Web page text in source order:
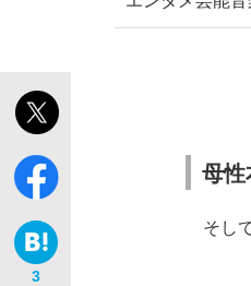
「目標
3
母性
そして